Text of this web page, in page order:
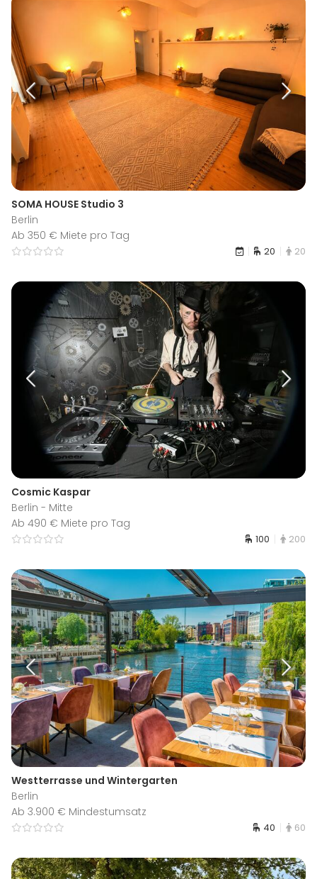
SOMA HOUSE Studio 3
Berlin
Ab 350 € Miete pro Tag
20 20
Cosmic Kaspar
Berlin - Mitte
Ab 490 € Miete pro Tag
100 200
Westterrasse und Wintergarten
Berlin
Ab 3.900 € Mindestumsatz
40 60